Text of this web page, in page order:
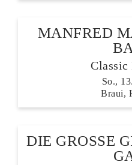
MANFRED
Classic
So.,
Braui,
DIE GROSSE